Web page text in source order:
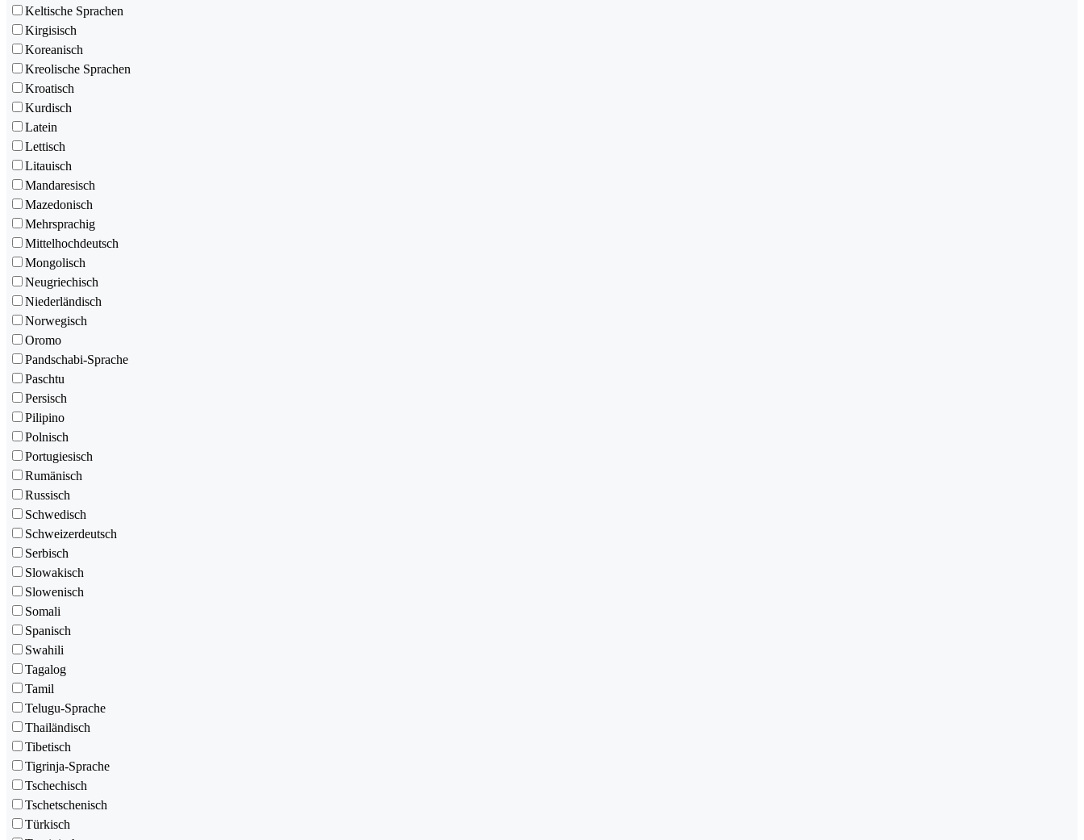
Keltische Sprachen
Kirgisisch
Koreanisch
Kreolische Sprachen
Kroatisch
Kurdisch
Latein
Lettisch
Litauisch
Mandaresisch
Mazedonisch
Mehrsprachig
Mittelhochdeutsch
Mongolisch
Neugriechisch
Niederländisch
Norwegisch
Oromo
Pandschabi-Sprache
Paschtu
Persisch
Pilipino
Polnisch
Portugiesisch
Rumänisch
Russisch
Schwedisch
Schweizerdeutsch
Serbisch
Slowakisch
Slowenisch
Somali
Spanisch
Swahili
Tagalog
Tamil
Telugu-Sprache
Thailändisch
Tibetisch
Tigrinja-Sprache
Tschechisch
Tschetschenisch
Türkisch